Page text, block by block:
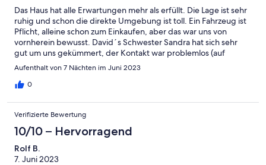
Das Haus hat alle Erwartungen mehr als erfüllt. Die Lage ist sehr
ruhig und schon die direkte Umgebung ist toll. Ein Fahrzeug ist
Pflicht, alleine schon zum Einkaufen, aber das war uns von
vornherein bewusst. David´s Schwester Sandra hat sich sehr
gut um uns gekümmert, der Kontakt war problemlos (auf
Englisch). Schade, dass wir kaum französisch können, sonst
gewesen. Wir waren rundum zufrieden, sehr zu empfehlen!
Aufenthalt von 7 Nächten im Juni 2023
0
Verifizierte Bewertung
10/10 – Hervorragend
Rolf B.
7. Juni 2023